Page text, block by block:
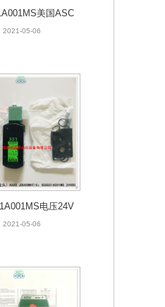
美国ASC
O防爆电磁阀
2021-05-06
电压24V
世格电磁阀
2021-05-06